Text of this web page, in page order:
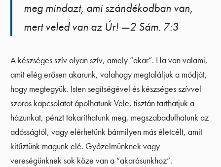
meg mindazt, ami szándékodban van,
mert veled van az Úr! —2 Sám. 7:3
A készséges szív olyan szív, amely “akar”. Ha van valami,
amit elég erősen akarunk, valahogy megtaláljuk a módját,
hogy megtegyük. Isten segítségével és készséges szívvel
szoros kapcsolatot ápolhatunk Vele, tisztán tarthatjuk a
házunkat, pénzt takaríthatunk meg, megszabadulhatunk az
adósságtól, vagy elérhetünk bármilyen más életcélt, amit
kitűztünk magunk elé. Győzelmünknek vagy
vereségünknek sok köze van a “akarásunkhoz”.